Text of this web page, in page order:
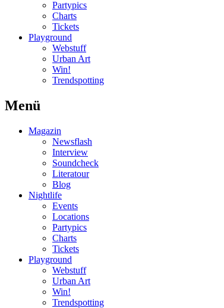
Partypics
Charts
Tickets
Playground
Webstuff
Urban Art
Win!
Trendspotting
Menü
Magazin
Newsflash
Interview
Soundcheck
Literatour
Blog
Nightlife
Events
Locations
Partypics
Charts
Tickets
Playground
Webstuff
Urban Art
Win!
Trendspotting